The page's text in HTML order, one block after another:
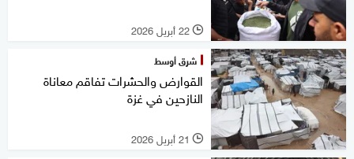
l 22 أبريل 2026
شرق أوسط
القوارض والحشرات تفاقم معاناة
النازحين في غزة
l 21 أبريل 2026